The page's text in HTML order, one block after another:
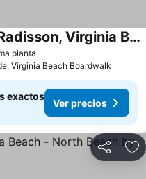
planta
Country Inn & Suites by Radisson, Virginia Beach (Oceanfront)
Virginia Beach Boardwalk
exactos
Ver precios
Compartir